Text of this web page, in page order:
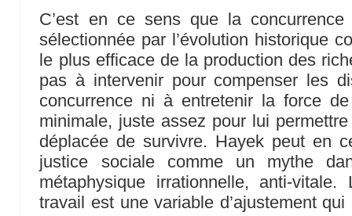
C’est en ce sens que la
sélectionnée par l’évolution historique
le plus efficace de la production des
pas à intervenir pour compenser les
concurrence ni à entretenir la force
minimale, juste assez pour lui
déplacée de survivre. Hayek peut en
justice sociale comme un mythe
métaphysique irrationnelle, anti-
travail est une variable d’ajustement